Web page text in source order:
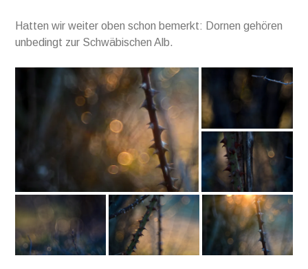
Hatten wir weiter oben schon bemerkt: Dornen gehören
unbedingt zur Schwäbischen Alb.